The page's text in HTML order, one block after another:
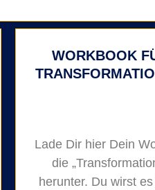
WORKBOOK
Lade Dir hier Dein
die
herunter. Du wirst